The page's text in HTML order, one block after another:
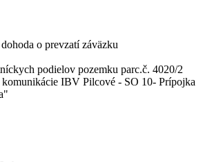
o prevzatí záväzku
podielov pozemku parc.č. 4020/2
komunikácie IBV Pilcové - SO 10- Prípojka